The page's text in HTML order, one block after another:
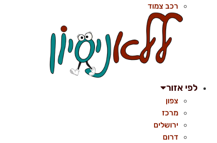
רכב צמוד
לפי אזור
צפון
מרכז
ירושלים
דרום